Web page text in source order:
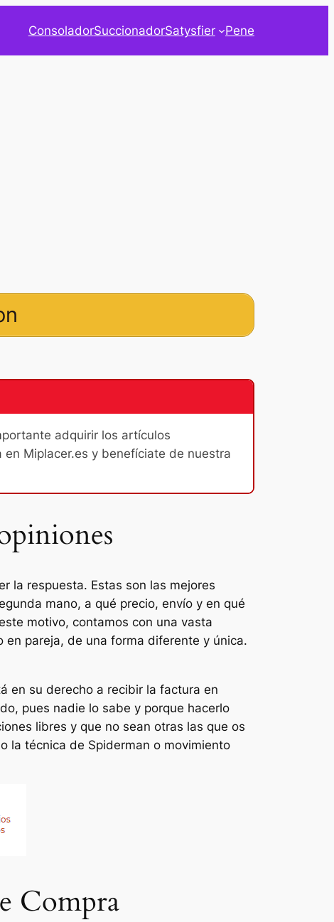
ConsoladorSuccionadorSatysfier Pene
adquirir los artículos
Miplacer.es y benefíciate de nuestra
la respuesta. Estas son las mejores
mano, a qué precio, envío y en qué
motivo, contamos con una vasta
pareja, de una forma diferente y única.
en su derecho a recibir la factura en
pues nadie lo sabe y porque hacerlo
libres y que no sean otras las que os
la técnica de Spiderman o movimiento
Compra